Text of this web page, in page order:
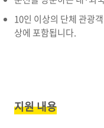
10인 이상의 단체 관광
상에 포함됩니다.
지원 내용